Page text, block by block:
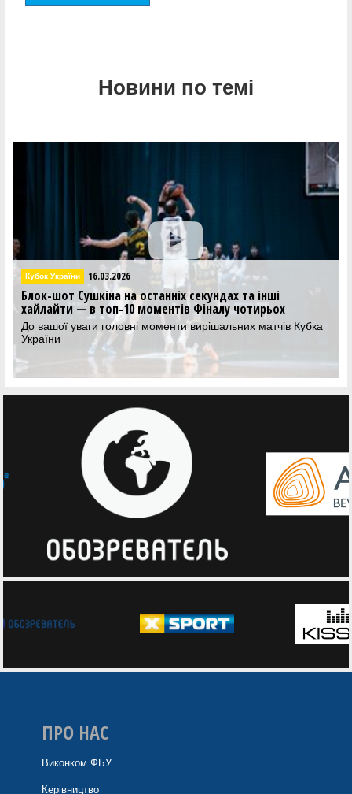
Новини по темі
Кубок України 16.03.2026
Блок-шот Сушкіна на останніх секундах та інші
хайлайти — в топ-10 моментів Фіналу чотирьох
До вашої уваги головні моменти вирішальних матчів Кубка
України
ПРО НАС
Виконком ФБУ
Керівництво